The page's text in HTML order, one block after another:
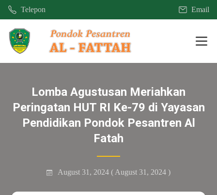
Telepon Email
Lomba Agustusan Meriahkan
Peringatan HUT RI Ke-79 di Yayasan
Pendidikan Pondok Pesantren Al
Fatah
August 31, 2024 ( August 31, 2024 )